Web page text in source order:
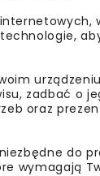
zadbać o
oraz
do
wymagają